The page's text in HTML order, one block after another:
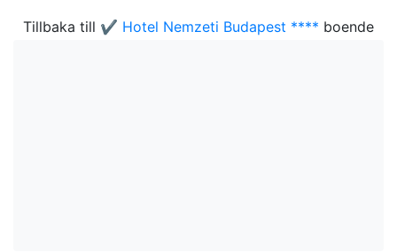
Tillbaka till ✔️ Hotel Nemzeti Budapest **** boende